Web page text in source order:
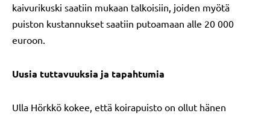
kaivurikuski saatiin mukaan talkoisiin, joiden myötä
puiston kustannukset saatiin putoamaan alle 20 000
euroon.
Uusia tuttavuuksia ja tapahtumia
Ulla Hörkkö kokee, että koirapuisto on ollut hänen